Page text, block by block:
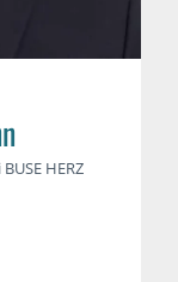
HERZ